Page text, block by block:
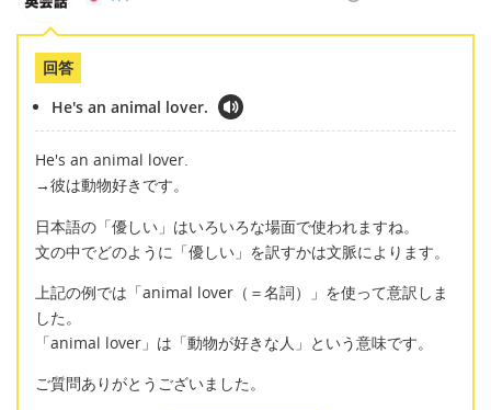
回答
He's an animal lover.
He's an animal lover.
→彼は動物好きです。
日本語の「優しい」はいろいろな場面で使われますね。
文の中でどのように「優しい」を訳すかは文脈によります。
上記の例では「animal lover（＝名詞）」を使って意訳しま
した。
「animal lover」は「動物が好きな人」という意味です。
ご質問ありがとうございました。